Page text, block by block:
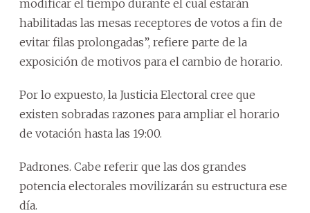
modificar el tiempo durante el cual estarán
habilitadas las mesas receptores de votos a fin de
evitar filas prolongadas”, refiere parte de la
exposición de motivos para el cambio de horario.
Por lo expuesto, la Justicia Electoral cree que
existen sobradas razones para ampliar el horario
de votación hasta las 19:00.
Padrones. Cabe referir que las dos grandes
potencia electorales movilizarán su estructura ese
día.